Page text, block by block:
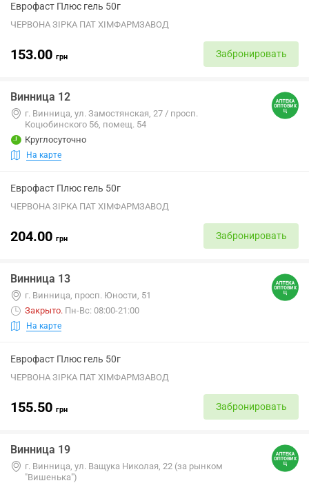
Еврофаст Плюс гель 50г
ЧЕРВОНА ЗІРКА ПАТ ХІМФАРМЗАВОД
153.00 грн Забронировать
Винница 12
г. Винница, ул. Замостянская, 27 / просп.
Коцюбинского 56, помещ. 54
Круглосуточно
На карте
Еврофаст Плюс гель 50г
ЧЕРВОНА ЗІРКА ПАТ ХІМФАРМЗАВОД
204.00 грн Забронировать
Винница 13
г. Винница, просп. Юности, 51
Закрыто. Пн-Вс: 08:00-21:00
На карте
Еврофаст Плюс гель 50г
ЧЕРВОНА ЗІРКА ПАТ ХІМФАРМЗАВОД
155.50 грн Забронировать
Винница 19
г. Винница, ул. Ващука Николая, 22 (за рынком
"Вишенька")